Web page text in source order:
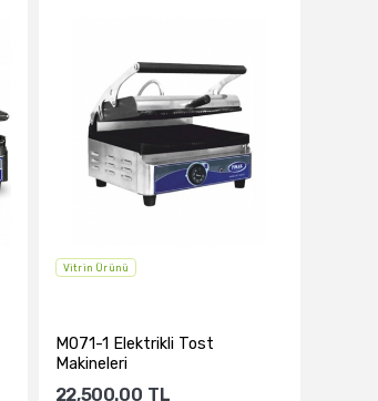
Vitrin Ürünü
M071-1 Elektrikli Tost
Makineleri
22,500.00 TL